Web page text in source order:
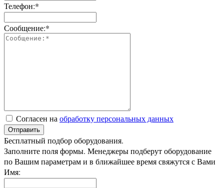
Телефон:*
Сообщение:*
Согласен на обработку персональных данных
Отправить
Бесплатный подбор оборудования.
Заполните поля формы. Менеджеры подберут оборудование
по Вашим параметрам и в ближайшее время свяжутся с Вами
Имя: